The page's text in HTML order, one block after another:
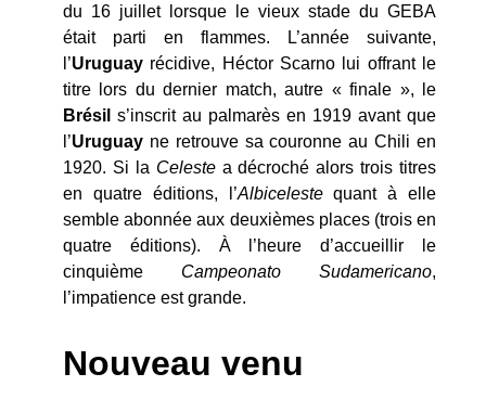
du 16 juillet lorsque le vieux stade du GEBA
était parti en flammes. L’année suivante,
l’Uruguay récidive, Héctor Scarno lui offrant le
titre lors du dernier match, autre « finale », le
Brésil s’inscrit au palmarès en 1919 avant que
l’Uruguay ne retrouve sa couronne au Chili en
1920. Si la Celestea décroché alors trois titres
en quatre éditions, l’Albicelestequant à elle
semble abonnée aux deuxièmes places (trois en
quatre éditions). À l’heure d’accueillir le
cinquième Campeonato Sudamericano,
l’impatience est grande.
Nouveau venu